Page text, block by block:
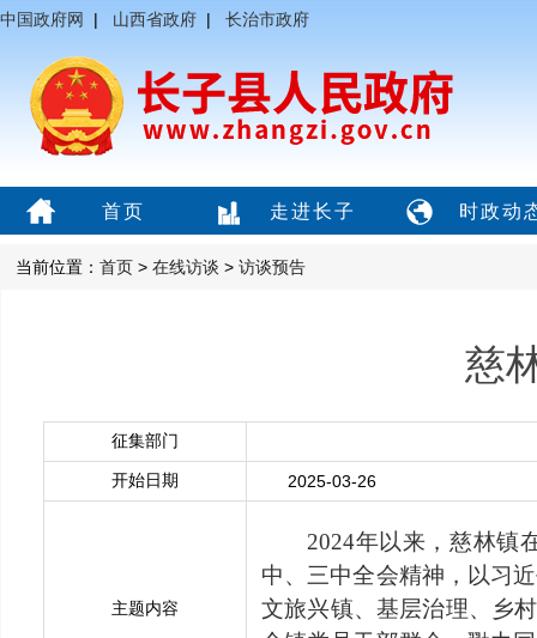
中国政府网 | 山西省政府 | 长治市政府
首页 走进长子 时政动
当前位置： 首页 > 在线访谈 > 访谈预告
慈
征集部门
开始日期 2025-03-26
主题内容
2024年以来，慈林镇
中、三中全会精神，以习
文旅兴镇、基层治理、乡